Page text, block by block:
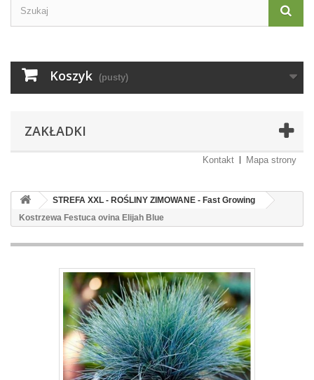
Koszyk (pusty)
ZAKŁADKI
Kontakt Mapa strony
STREFA XXL - ROŚLINY ZIMOWANE - Fast Growing
Kostrzewa Festuca ovina Elijah Blue